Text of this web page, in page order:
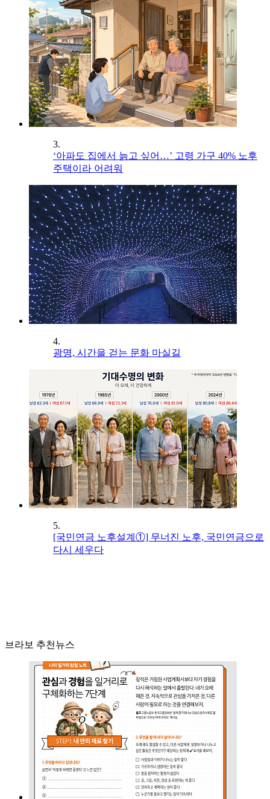
3.
‘아파도 집에서 늙고 싶어…’ 고령 가구 40% 노후
주택이라 어려워
4.
광명, 시간을 걷는 문화 마실길
5.
[국민연금 노후설계①] 무너진 노후, 국민연금으로
다시 세우다
브라보 추천뉴스